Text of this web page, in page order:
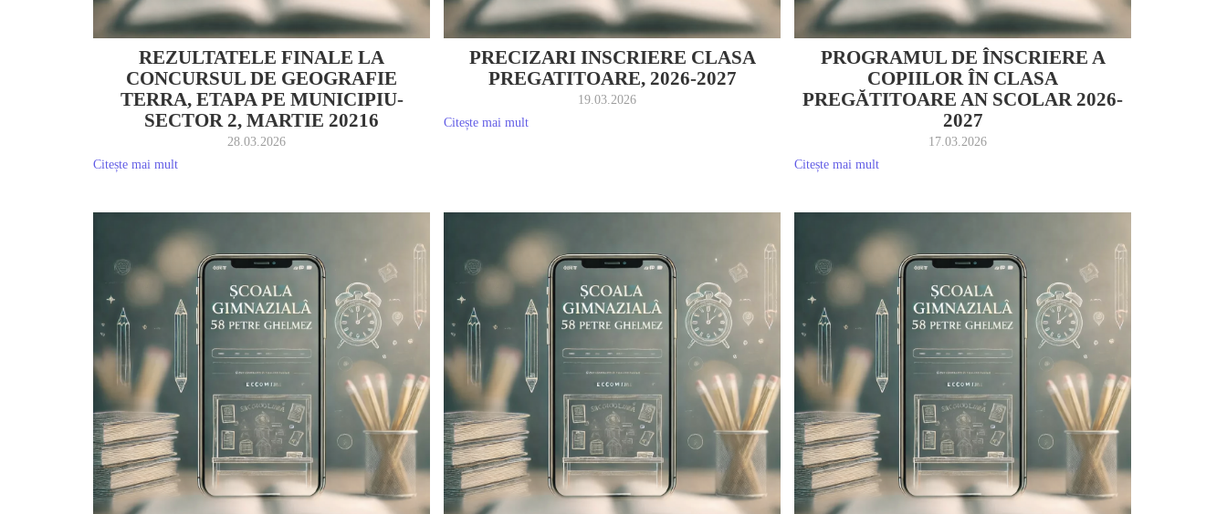
REZULTATELE FINALE LA
CONCURSUL DE GEOGRAFIE
TERRA, ETAPA PE MUNICIPIU-
SECTOR 2, MARTIE 20216
28.03.2026
Citește mai mult
PRECIZARI INSCRIERE CLASA
PREGATITOARE, 2026-2027
19.03.2026
Citește mai mult
PROGRAMUL DE ÎNSCRIERE A
COPIILOR ÎN CLASA
PREGĂTITOARE AN SCOLAR 2026-
2027
17.03.2026
Citește mai mult